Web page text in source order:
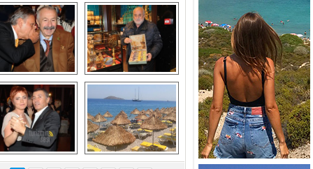
ULUSOY ve
BAĞLIKAYA
Avni Ongurlar ile
DEDEMAN
TATİL